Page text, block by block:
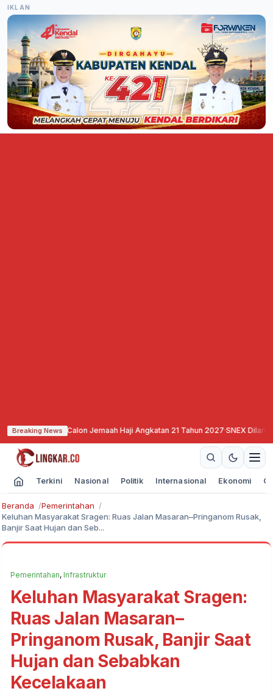
IKLAN
Breaking News
Calon Jemaah Haji Angkatan 21 Tahun 2027· SNEX Dilantik, Siap All Out
Terkini Nasional Politik Internasional Ekonomi
Beranda
Pemerintahan
Keluhan Masyarakat Sragen: Ruas Jalan Masaran–Pringanom Rusak,
Banjir Saat Hujan dan Seb...
Pemerintahan, Infrastruktur
Keluhan Masyarakat Sragen:
Ruas Jalan Masaran–
Pringanom Rusak, Banjir Saat
Hujan dan Sebabkan
Kecelakaan